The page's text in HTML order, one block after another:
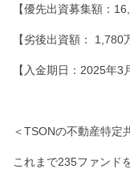
【優先出資募集額：
【劣後出資額： 1,780
【入金期日：2025年3
＜TSONの不動産特定
これまで235ファンド